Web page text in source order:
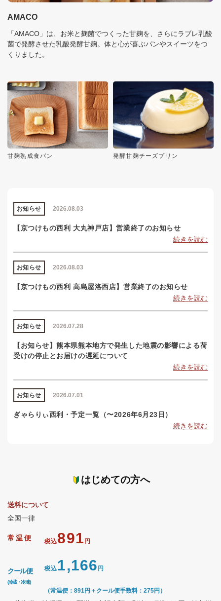
AMACO
「AMACO」は、お米と麹菌でつくった甘麹を、さらにラブレ乳酸
菌で発酵させた乳酸発酵甘麹。体と心が喜ぶパンやスイーツをつ
くりました。
甘麹熟成食パン 発酵甘麹チーズプリン
2026.08.03
お知らせ
【京つけもの西利 大丸神戸店】営業終了のお知らせ
続きを読む
2026.08.03
お知らせ
【京つけもの西利 高島屋洛西店】営業終了のお知らせ
続きを読む
2026.07.28
お知らせ
【お知らせ】熊本県熊本地方で発生した地震の影響による荷
受けの停止とお届けの遅延について
続きを読む
2026.07.01
お知らせ
ぎゃらりぃ西利・予定一覧（〜2026年6月23日）
続きを読む
はじめての方へ
送料について
全国一律
常温便 税込891 円
クール便
(冷蔵・冷凍)
税込1,166 円
（常温便：891円＋クール便手数料：275円）